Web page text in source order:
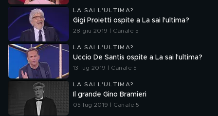
LA SAI L'ULTIMA?
Gigi Proietti ospite a La sai l'ultima?
28 giu 2019 | Canale 5
LA SAI L'ULTIMA?
Uccio De Santis ospite a La sai l'ultima?
13 lug 2019 | Canale 5
LA SAI L'ULTIMA?
Il grande Gino Bramieri
05 lug 2019 | Canale 5